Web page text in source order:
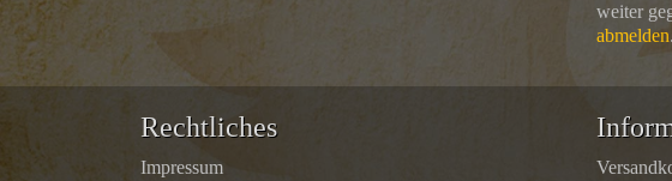
weiter
abmelden.
Rechtliches
Impressum